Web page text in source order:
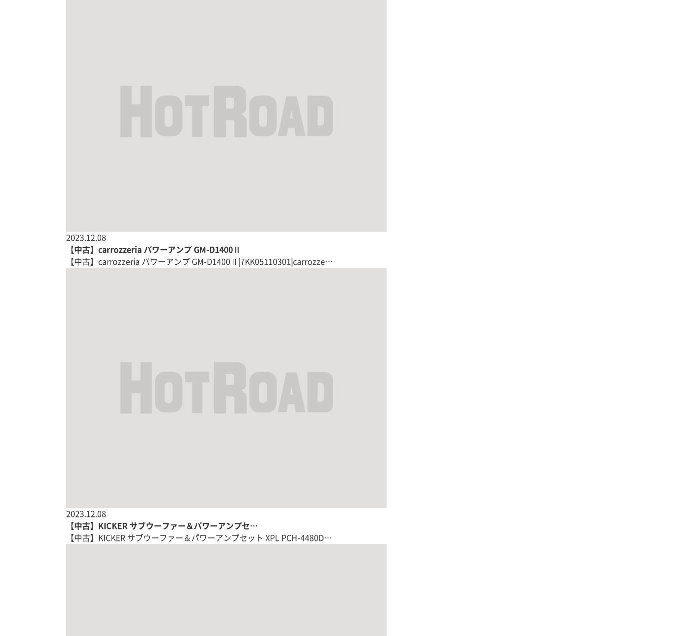
2023.12.08
【中古】carrozzeria パワーアンプ GM-D1400Ⅱ
【中古】carrozzeria パワーアンプ GM-D1400Ⅱ|7KK05110301|carrozze…
2023.12.08
【中古】KICKER サブウーファー＆パワーアンプセ…
【中古】KICKER サブウーファー＆パワーアンプセット XPL PCH-4480D…